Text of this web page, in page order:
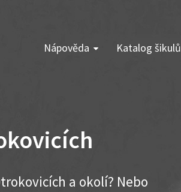
Nápověda Katalog šikulů
a okolí? Nebo